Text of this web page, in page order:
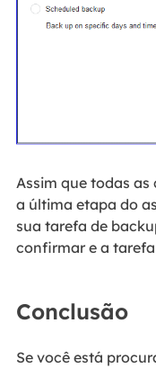
Assim que todas
a última etapa do
sua tarefa de
confirmar e a
Conclusão
Se você está